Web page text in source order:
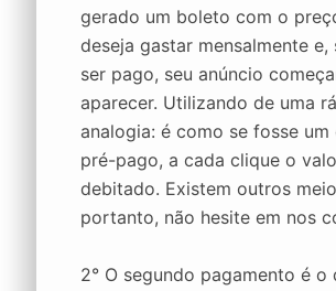
gerado um boleto com o
deseja gastar mensalmente e,
ser pago, seu anúncio
aparecer. Utilizando de uma
analogia: é como se fosse um
pré-pago, a cada clique o
debitado. Existem outros
portanto, não hesite em nos
2° O segundo pagamento é o